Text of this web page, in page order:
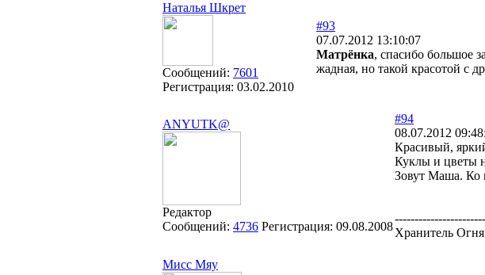
Наталья Шкрет
Сообщений: 7601
Регистрация: 03.02.2010
#93
07.07.2012 13:10:07
Матрёнка, спасибо большое
жадная, но такой красотой с
ANYUTK@
Редактор
Сообщений: 4736 Регистрация: 09.08.2008
#94
08.07.2012
Красивый,
Куклы и цветы
Зовут Маша.
Хранитель
Мисс Мяу